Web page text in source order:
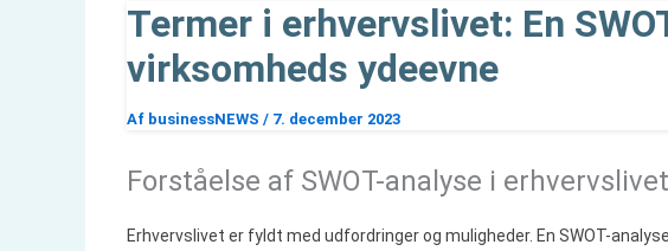
Termer i erhvervslivet: En
virksomheds ydeevne
Af businessNEWS / 7. december 2023
Forståelse af SWOT-analyse i erhvervslivet
Erhvervslivet er fyldt med udfordringer og muligheder. En SWOT-